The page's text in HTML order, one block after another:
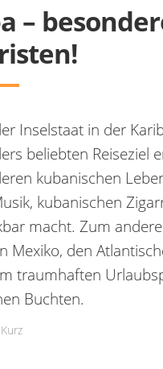
–
Inselstaat in der
beliebten Reiseziel
kubanischen
kubanischen
macht. Zum
Mexiko, den
traumhaften
Buchten.